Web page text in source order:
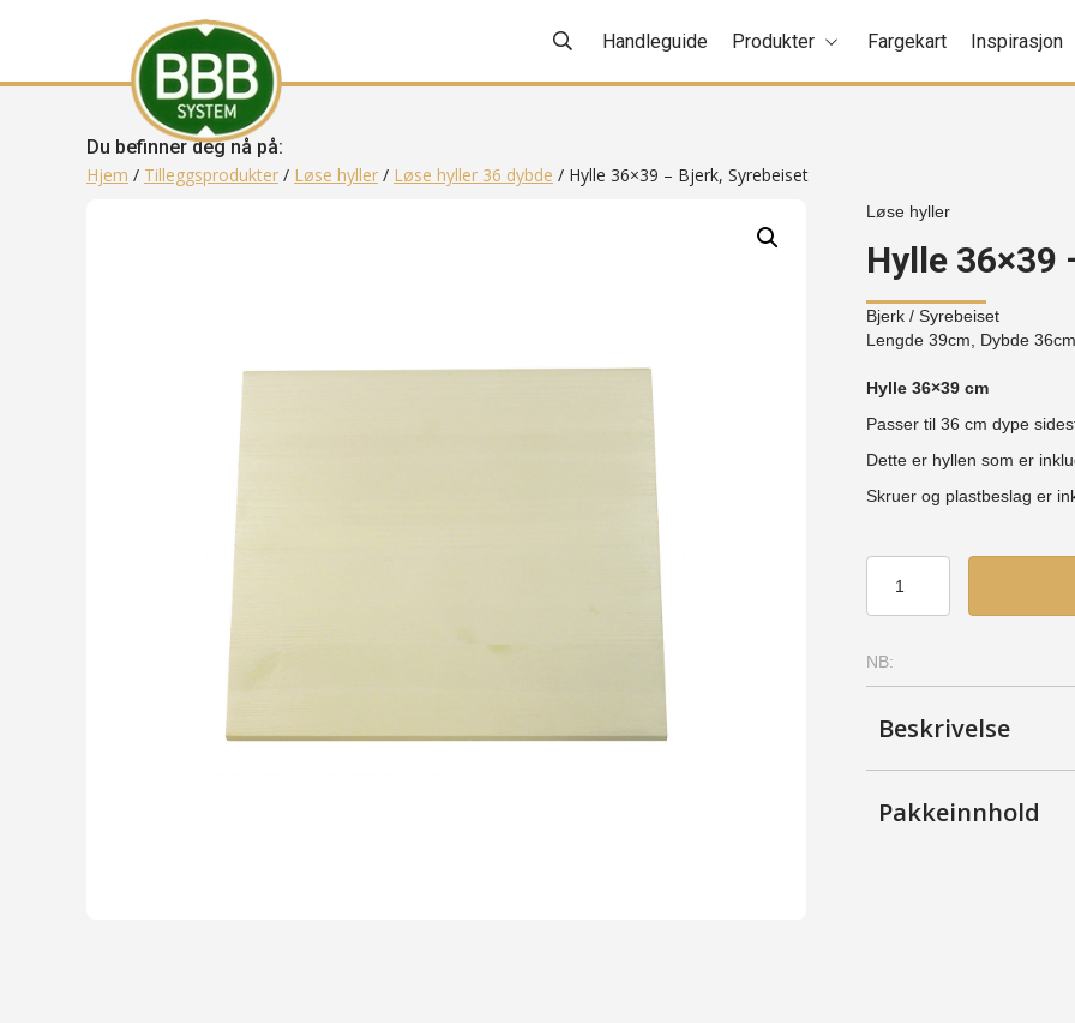
Handleguide Produkter Fargekart Inspirasjon
Du befinner deg nå på:
Hjem / Tilleggsprodukter / Løse hyller / Løse hyller 36 dybde / Hylle 36×39 – Bjerk, Syrebeiset
Løse hyller
Hylle 36×39
Bjerk / Syrebeiset
Lengde 39cm, Dybde
Hylle 36×39 cm
Passer til 36 cm dype
Dette er hyllen som er
Skruer og plastbeslag er
36x39
-
Syrebeiset
antall
NB:
Beskrivelse
Pakkeinnhold